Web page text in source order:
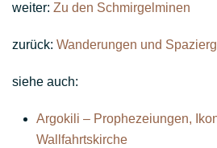
weiter: Zu den Schmirgelminen
zurück: Wanderungen und
siehe auch:
Argokili – Prophezeiungen,
Wallfahrtskirche